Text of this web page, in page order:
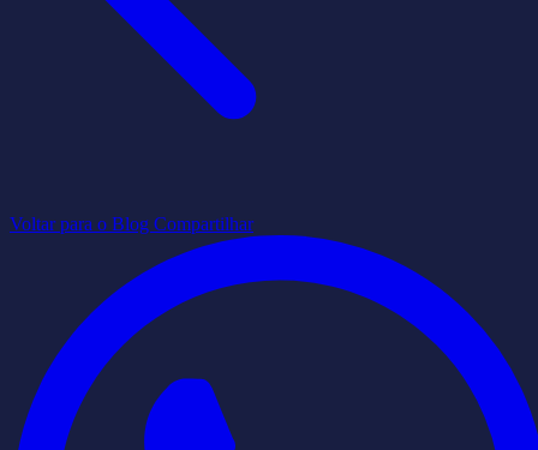
Voltar para o Blog Compartilhar